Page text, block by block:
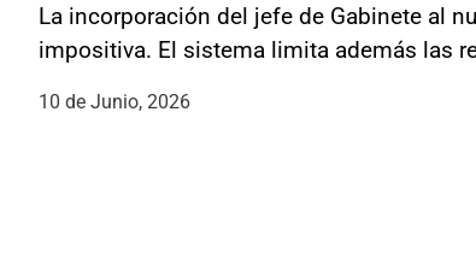
La incorporación del jefe de Gabinete al
impositiva. El sistema limita además las
10 de Junio, 2026